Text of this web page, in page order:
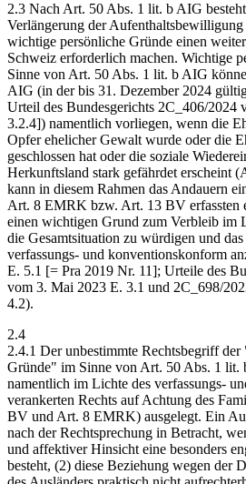
2.3 Nach Art. 50 Abs. 1 lit. b AIG
Verlängerung der
wichtige persönliche Gründe einen
Schweiz erforderlich machen. Wichtige
Sinne von Art. 50 Abs. 1 lit. b AIG
AIG (in der bis 31. Dezember 2024
Urteil des Bundesgerichts 2C_406/2024
3.2.4]) namentlich vorliegen, wenn die
Opfer ehelicher Gewalt wurde oder die
geschlossen hat oder die soziale
Herkunftsland stark gefährdet erscheint
kann in diesem Rahmen das Andauern
Art. 8 EMRK bzw. Art. 13 BV erfassten
einen wichtigen Grund zum Verbleib im
die Gesamtsituation zu würdigen und
verfassungs- und konventionskonform
E. 5.1 [= Pra 2019 Nr. 11]; Urteile des
vom 3. Mai 2023 E. 3.1 und 2C_698/
4.2).
2.4
2.4.1 Der unbestimmte Rechtsbegriff
Gründe" im Sinne von Art. 50 Abs. 1 lit.
namentlich im Lichte des verfassungs-
verankerten Rechts auf Achtung des
BV und Art. 8 EMRK) ausgelegt. Ein
nach der Rechtsprechung in Betracht,
und affektiver Hinsicht eine besonders
besteht, (2) diese Beziehung wegen der